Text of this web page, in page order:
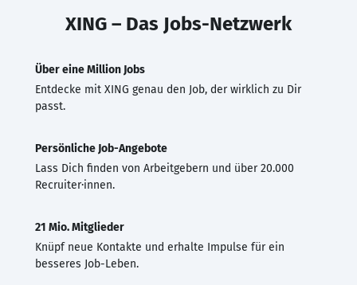
XING – Das Jobs-Netzwerk
Über eine Million Jobs
Entdecke mit XING genau den Job, der wirklich zu Dir
passt.
Persönliche Job-Angebote
Lass Dich finden von Arbeitgebern und über 20.000
Recruiter·innen.
21 Mio. Mitglieder
Knüpf neue Kontakte und erhalte Impulse für ein
besseres Job-Leben.